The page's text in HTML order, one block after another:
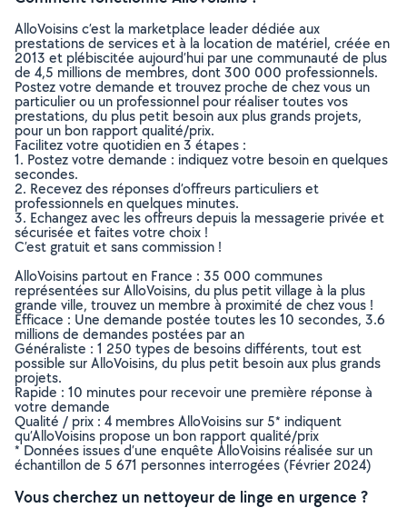
AlloVoisins c’est la marketplace leader dédiée aux
prestations de services et à la location de matériel, créée en
2013 et plébiscitée aujourd’hui par une communauté de plus
de 4,5 millions de membres, dont 300 000 professionnels.
Postez votre demande et trouvez proche de chez vous un
particulier ou un professionnel pour réaliser toutes vos
prestations, du plus petit besoin aux plus grands projets,
pour un bon rapport qualité/prix.
Facilitez votre quotidien en 3 étapes :
1. Postez votre demande : indiquez votre besoin en quelques
secondes.
2. Recevez des réponses d’offreurs particuliers et
professionnels en quelques minutes.
3. Echangez avec les offreurs depuis la messagerie privée et
sécurisée et faites votre choix !
C’est gratuit et sans commission !
AlloVoisins partout en France : 35 000 communes
représentées sur AlloVoisins, du plus petit village à la plus
grande ville, trouvez un membre à proximité de chez vous !
Efficace : Une demande postée toutes les 10 secondes, 3.6
millions de demandes postées par an
Généraliste : 1 250 types de besoins différents, tout est
possible sur AlloVoisins, du plus petit besoin aux plus grands
projets.
Rapide : 10 minutes pour recevoir une première réponse à
votre demande
Qualité / prix : 4 membres AlloVoisins sur 5* indiquent
qu’AlloVoisins propose un bon rapport qualité/prix
* Données issues d’une enquête AlloVoisins réalisée sur un
échantillon de 5 671 personnes interrogées (Février 2024)
Vous cherchez un nettoyeur de linge en urgence ?